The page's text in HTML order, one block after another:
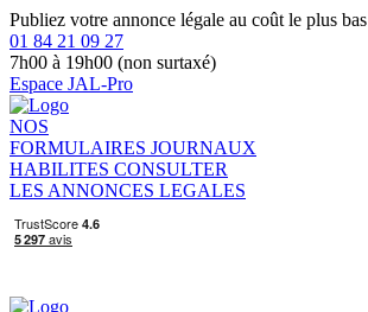
Publiez votre annonce légale au coût le plus bas
01 84 21 09 27
7h00 à 19h00 (non surtaxé)
Espace JAL-Pro
NOS
FORMULAIRES JOURNAUX
HABILITES CONSULTER
LES ANNONCES LEGALES